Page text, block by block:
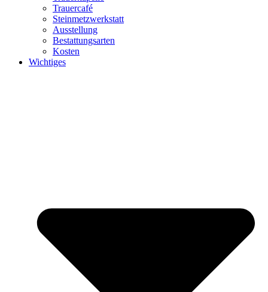
Trauercafé
Steinmetzwerkstatt
Ausstellung
Bestattungsarten
Kosten
Wichtiges